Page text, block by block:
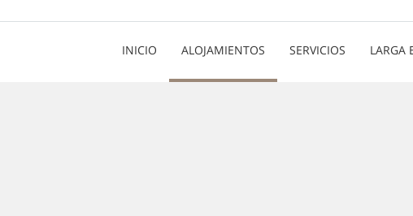
INICIO ALOJAMIENTOS SERVICIOS LARGA